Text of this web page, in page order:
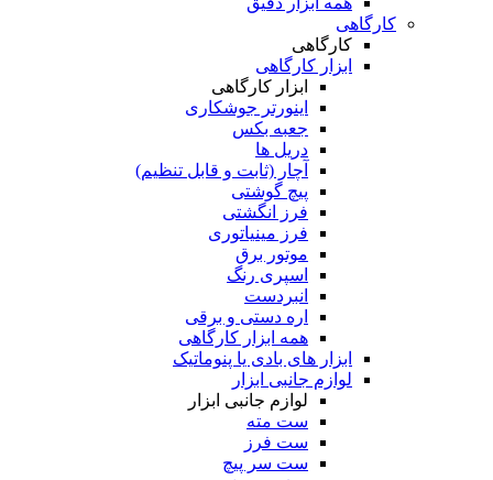
کارگاهی
کارگاهی
ابزار کارگاهی
ابزار کارگاهی
اینورتر جوشکاری
جعبه بکس
دریل ها
آچار (ثابت و قابل تنظیم)
پیچ گوشتی
فرز انگشتی
فرز مینیاتوری
موتور برق
اسپری رنگ
انبردست
اره دستی و برقی
همه ابزار کارگاهی
ابزار های بادی یا پنوماتیک
لوازم جانبی ابزار
لوازم جانبی ابزار
ست مته
ست فرز
ست سر پیچ